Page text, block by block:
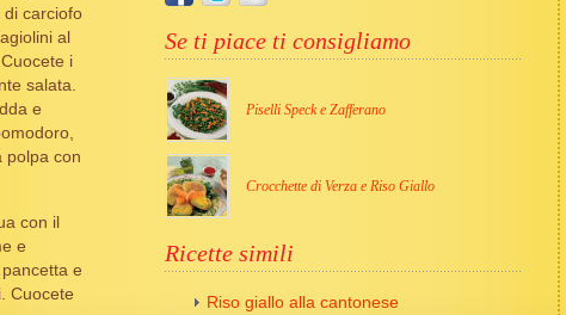
Se ti piace ti consigliamo
Piselli Speck e Zafferano
Crocchette di Verza e Riso Giallo
Ricette simili
Riso giallo alla cantonese
di carciofo
al
i
salata.
e
polpa con
con il
e
e
Cuocete